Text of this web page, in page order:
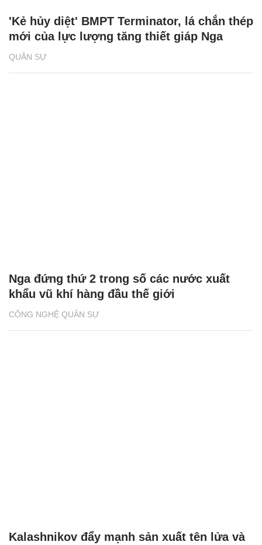
QUÂN SỰ
'Kẻ hủy diệt' BMPT Terminator, lá chắn thép
mới của lực lượng tăng thiết giáp Nga
CÔNG NGHỆ QUÂN SỰ
Nga đứng thứ 2 trong số các nước xuất
khẩu vũ khí hàng đầu thế giới
Kalashnikov đẩy mạnh sản xuất tên lửa và